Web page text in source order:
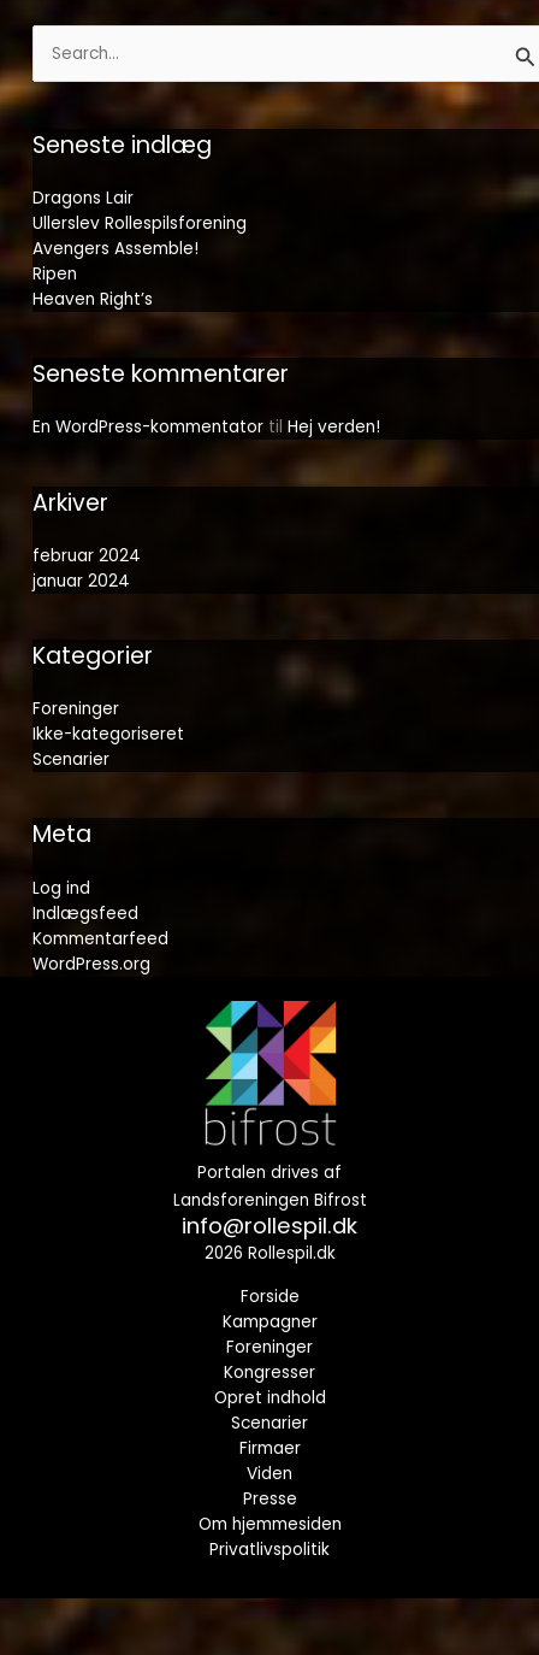
Søg
efter:
Seneste indlæg
Dragons Lair
Ullerslev Rollespilsforening
Avengers Assemble!
Ripen
Heaven Right’s
Seneste kommentarer
En WordPress-kommentator tilHej verden!
Arkiver
februar 2024
januar 2024
Kategorier
Foreninger
Ikke-kategoriseret
Scenarier
Meta
Log ind
Indlægsfeed
Kommentarfeed
WordPress.org
Portalen drives af
Landsforeningen Bifrost
info@rollespil.dk
2026 Rollespil.dk
Forside
Kampagner
Foreninger
Kongresser
Opret indhold
Scenarier
Firmaer
Viden
Presse
Om hjemmesiden
Privatlivspolitik